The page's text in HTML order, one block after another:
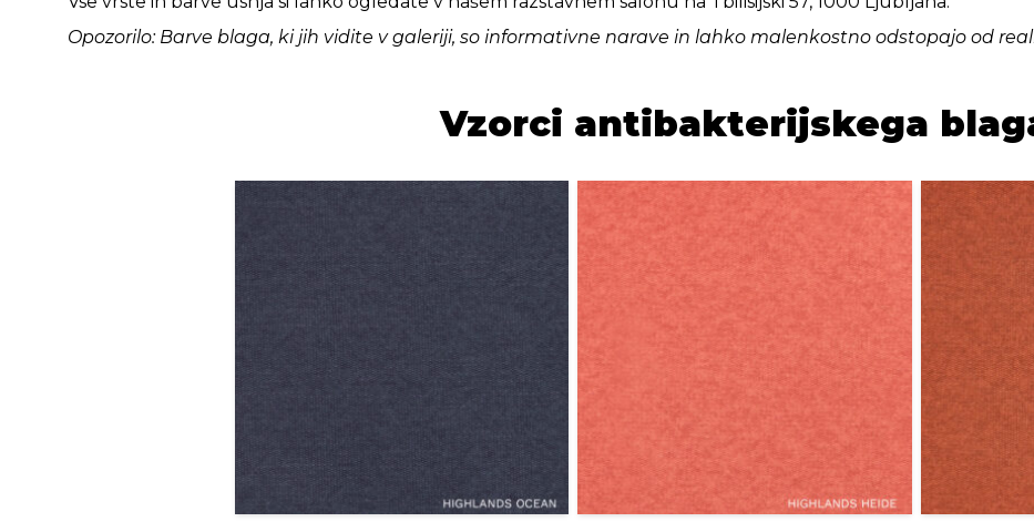
Opozorilo: Barve blaga, ki jih vidite v galeriji, so informativne narave in lahko malenkostno odstopajo od
Vzorci antibakterijskega
Highlands heide